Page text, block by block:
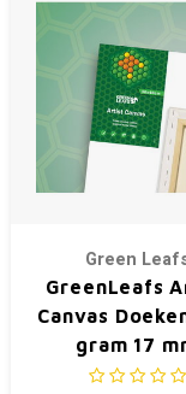
Green
GreenLeafs
Canvas
gram 17